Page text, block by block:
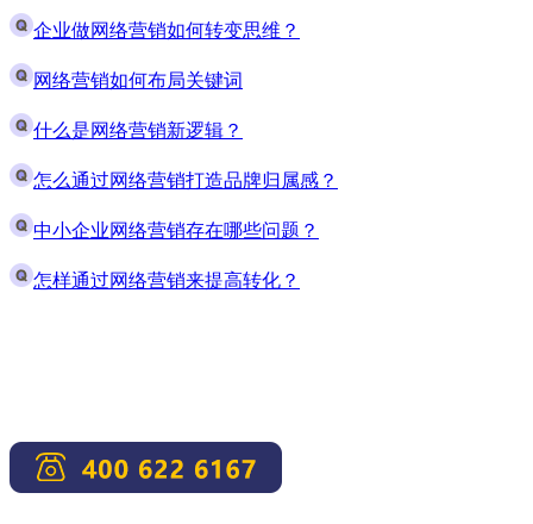
企业做网络营销如何转变思维？
网络营销如何布局关键词
什么是网络营销新逻辑？
怎么通过网络营销打造品牌归属感？
中小企业网络营销存在哪些问题？
怎样通过网络营销来提高转化？